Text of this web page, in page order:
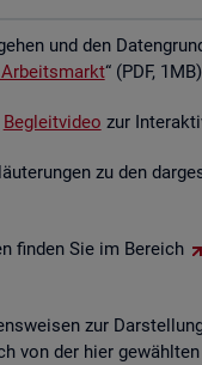
und den
“ (PDF,
Be­gleit­vi­deo zur
zu den
fin­den Sie im Be­reich
zur
von der hier